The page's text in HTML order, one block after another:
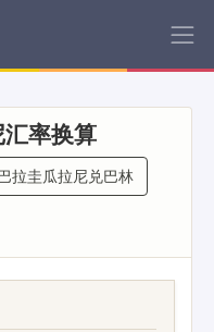
率换算
拉圭瓜拉尼兑巴林